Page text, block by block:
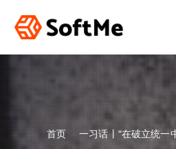
内
首页 一习话丨“在破立统一